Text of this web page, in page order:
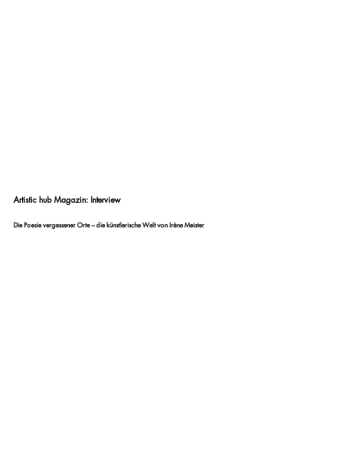
Artistic hub Magazin: Interview
Die Poesie vergessener Orte – die künstlerische Welt von Irène Meister